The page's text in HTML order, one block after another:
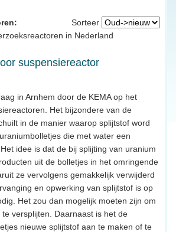
Sorteer
in Nederland
suspensiereactor
in Arnhem door de KEMA op het
Het bijzondere van de
in de manier waarop splijtstof word
die met water een
idee is dat de bij splijting van uranium
uit de bolletjes in het omringende
ze vervolgens gemakkelijk verwijderd
en opwerking van splijtstof is op
Het zou dan mogelijk moeten zijn om
versplijten. Daarnaast is het de
nieuwe splijtstof aan te maken of te